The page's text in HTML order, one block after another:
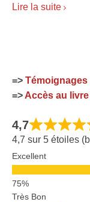
Lire la suite
=> Témoignages
=> Accès au
4,7
4,7 sur 5 étoiles
Excellent
Très Bon